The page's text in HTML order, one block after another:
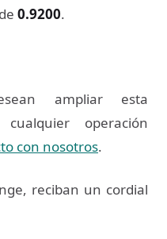
de 0.9200.
ampliar esta
operación
con nosotros.
reciban un cordial